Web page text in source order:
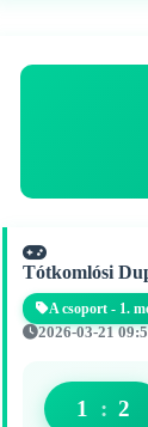
Tótkomlósi
A csoport - 1.
2026-03-21
1 : 2